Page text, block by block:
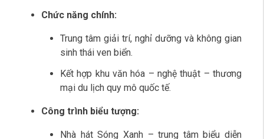
Chức năng chính:
Trung tâm giải trí, nghỉ dưỡng và không gian
sinh thái ven biển.
Kết hợp khu văn hóa – nghệ thuật – thương
mại du lịch quy mô quốc tế.
Công trình biểu tượng:
Nhà hát Sóng Xanh – trung tâm biểu diễn